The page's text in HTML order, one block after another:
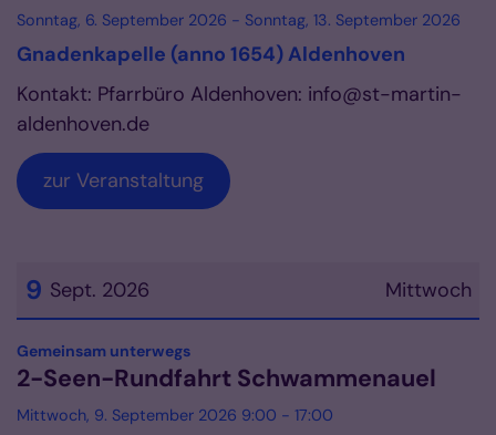
Sonntag, 6. September 2026 - Sonntag, 13. September 2026
Gnadenkapelle (anno 1654) Aldenhoven
Kontakt: Pfarrbüro Aldenhoven: info@st-martin-
aldenhoven.de
zur Veranstaltung
Mittwoch
9 Sept. 2026
Datum: 9. September 2026
Gemeinsam unterwegs:
2-Seen-Rundfahrt Schwammenauel
Mittwoch, 9. September 2026 9:00 - 17:00